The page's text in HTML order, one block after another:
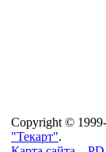
Copyright ©
"Текарт".